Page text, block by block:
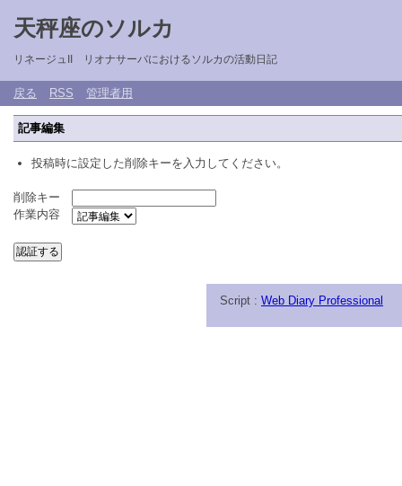
天秤座のソルカ
リネージュII リオナサーバにおけるソルカの活動日記
戻る RSS 管理者用
記事編集
投稿時に設定した削除キーを入力してください。
削除キー
作業内容
Script : Web Diary Professional